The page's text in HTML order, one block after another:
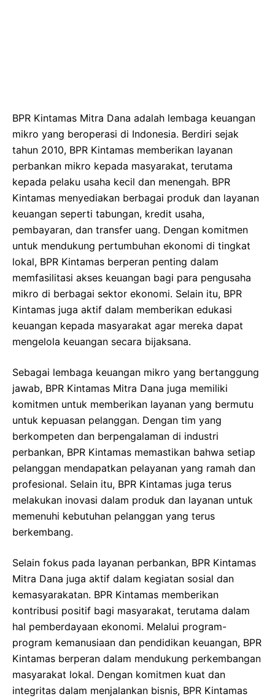
BPR Kintamas Mitra Dana adalah lembaga keuangan
mikro yang beroperasi di Indonesia. Berdiri sejak
tahun 2010, BPR Kintamas memberikan layanan
perbankan mikro kepada masyarakat, terutama
kepada pelaku usaha kecil dan menengah. BPR
Kintamas menyediakan berbagai produk dan layanan
keuangan seperti tabungan, kredit usaha,
pembayaran, dan transfer uang. Dengan komitmen
untuk mendukung pertumbuhan ekonomi di tingkat
lokal, BPR Kintamas berperan penting dalam
memfasilitasi akses keuangan bagi para pengusaha
mikro di berbagai sektor ekonomi. Selain itu, BPR
Kintamas juga aktif dalam memberikan edukasi
keuangan kepada masyarakat agar mereka dapat
mengelola keuangan secara bijaksana.
Sebagai lembaga keuangan mikro yang bertanggung
jawab, BPR Kintamas Mitra Dana juga memiliki
komitmen untuk memberikan layanan yang bermutu
untuk kepuasan pelanggan. Dengan tim yang
berkompeten dan berpengalaman di industri
perbankan, BPR Kintamas memastikan bahwa setiap
pelanggan mendapatkan pelayanan yang ramah dan
profesional. Selain itu, BPR Kintamas juga terus
melakukan inovasi dalam produk dan layanan untuk
memenuhi kebutuhan pelanggan yang terus
berkembang.
Selain fokus pada layanan perbankan, BPR Kintamas
Mitra Dana juga aktif dalam kegiatan sosial dan
kemasyarakatan. BPR Kintamas memberikan
kontribusi positif bagi masyarakat, terutama dalam
hal pemberdayaan ekonomi. Melalui program-
program kemanusiaan dan pendidikan keuangan, BPR
Kintamas berperan dalam mendukung perkembangan
masyarakat lokal. Dengan komitmen kuat dan
integritas dalam menjalankan bisnis, BPR Kintamas